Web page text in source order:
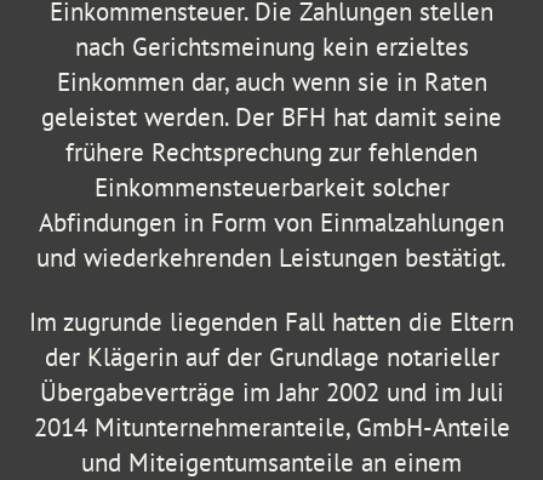
Einkommensteuer. Die Zahlungen stellen
nach Gerichtsmeinung kein erzieltes
Einkommen dar, auch wenn sie in Raten
geleistet werden. Der BFH hat damit seine
frühere Rechtsprechung zur fehlenden
Einkommensteuerbarkeit solcher
Abfindungen in Form von Einmalzahlungen
und wiederkehrenden Leistungen bestätigt.
Im zugrunde liegenden Fall hatten die Eltern
der Klägerin auf der Grundlage notarieller
Übergabeverträge im Jahr 2002 und im Juli
2014 Mitunternehmeranteile, GmbH-Anteile
und Miteigentumsanteile an einem